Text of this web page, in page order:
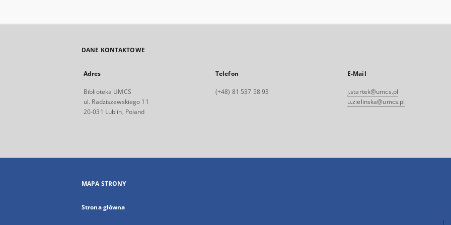
DANE KONTAKTOWE
Adres
Biblioteka UMCS
ul. Radziszewskiego 11
20-031 Lublin, Poland
Telefon
(+48) 81 537 58 93
E-Mail
j.startek@umcs.pl
u.zielinska@umcs.pl
MAPA STRONY
Strona główna